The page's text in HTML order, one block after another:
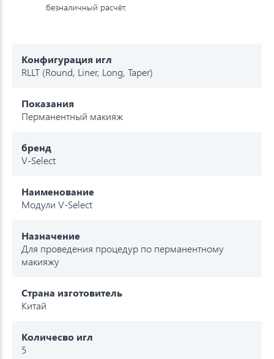
безналичный расчёт.
Конфигурация игл
RLLT (Round, Liner, Long, Taper)
Показания
Перманентный макияж
бренд
V-Select
Наименование
Модули V-Select
Назначение
Для проведения процедур по перманентному
макияжу
Страна изготовитель
Китай
Количесво игл
5